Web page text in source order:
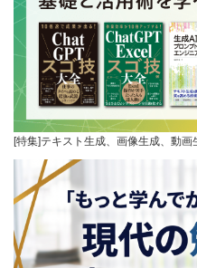
[特集]テキスト生成、画像生成、動